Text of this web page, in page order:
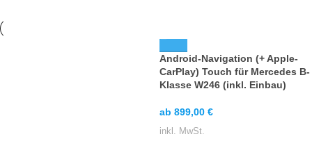
Android-Navigation (+ Apple-
CarPlay) Touch für Mercedes B-
Klasse W246 (inkl. Einbau)
ab 899,00 €
inkl. MwSt.